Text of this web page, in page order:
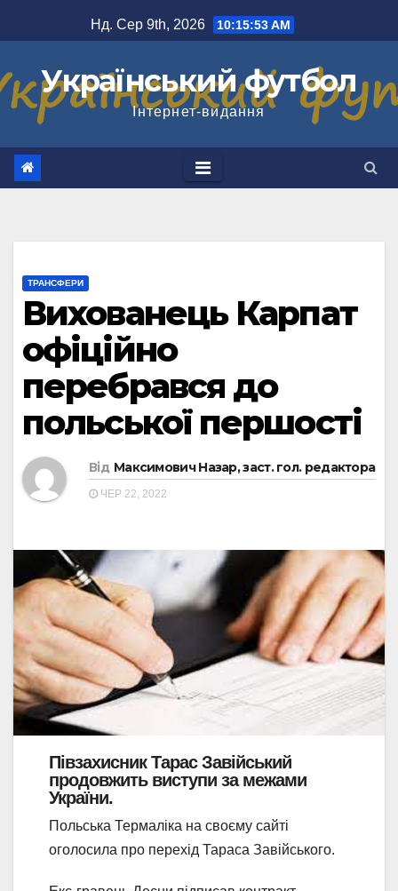
до
Нд. Сер 9th, 2026 10:15:53 AM
Український футбол
Інтернет-видання
ТРАНСФЕРИ
Вихованець Карпат
офіційно
перебрався до
польської першості
Від Максимович Назар, заст. гол. редактора
ЧЕР 22, 2022
Півзахисник Тарас Завійський
продовжить виступи за межами
України.
Польська Термаліка на своєму сайті
оголосила про перехід Тараса Завійського.